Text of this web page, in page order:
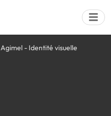
Agimel - Identité visuelle